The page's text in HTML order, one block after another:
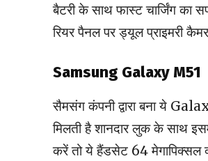
बैटरी के साथ फास्ट चार्जिंग का
रियर पैनल पर ड्यूल प्राइमरी
Samsung Galaxy M51
सैमसंग कंपनी द्वारा बना ये
मिलती है शानदार लुक के साथ इसमें
करें तो ये हैंडसेट 64 मेगापिक्सल